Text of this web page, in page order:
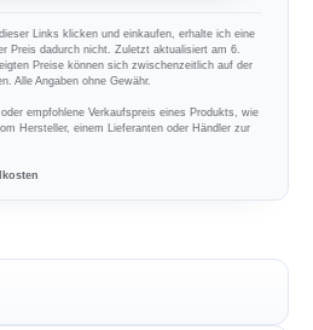
Links klicken und einkaufen, erhalte ich eine
Preis dadurch nicht. Zuletzt aktualisiert am 6.
Preise können sich zwischenzeitlich auf der
Alle Angaben ohne Gewähr.
empfohlene Verkaufspreis eines Produkts, wie
Hersteller, einem Lieferanten oder Händler zur